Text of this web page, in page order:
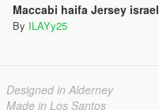
Maccabi haifa Jersey israel
By ILAYy25
Designed in Alderney
Made in Los Santos